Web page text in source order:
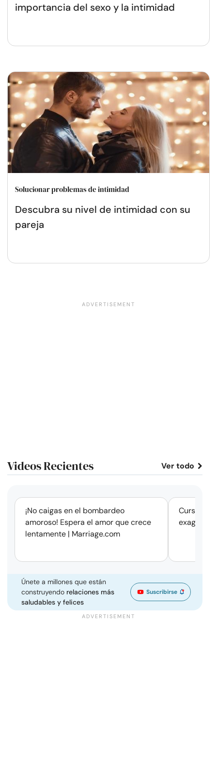
importancia del sexo y la intimidad
Solucionar problemas de intimidad
Descubra su nivel de intimidad con su
pareja
Videos Recientes Ver todo
¡No caigas en el bombardeo
amoroso! Espera el amor que crece
lentamente | Marriage.com
Cursos
Únete a millones que están
construyendo relaciones más
saludables y felices
Suscribirse